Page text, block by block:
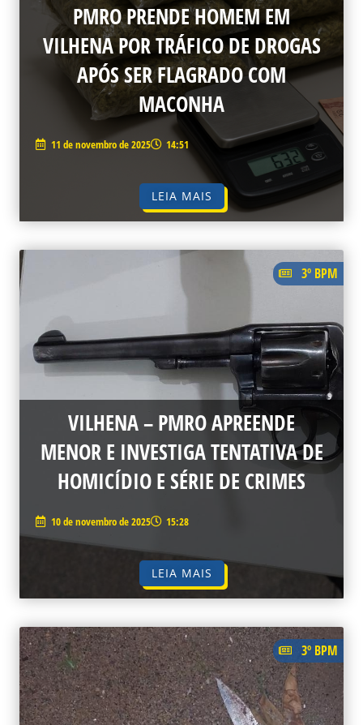
PMRO PRENDE HOMEM EM
VILHENA POR TRÁFICO DE DROGAS
APÓS SER FLAGRADO COM
MACONHA
11 de novembro de 2025 14:51
LEIA MAIS
3º BPM
VILHENA – PMRO APREENDE
MENOR E INVESTIGA TENTATIVA DE
HOMICÍDIO E SÉRIE DE CRIMES
10 de novembro de 2025 15:28
LEIA MAIS
3º BPM